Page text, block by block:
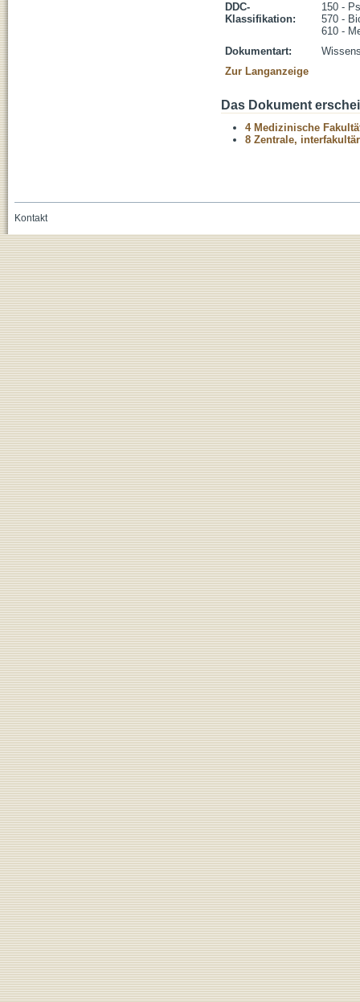
DDC-
Klassifikation:
150 -
570 -
610 -
Dokumentart:
Zur Langanzeige
Das Dokument
4 Medizinische
8 Zentrale,
Kontakt